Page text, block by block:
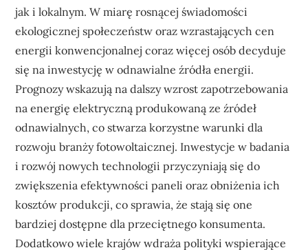
jak i lokalnym. W miarę rosnącej świadomości
ekologicznej społeczeństw oraz wzrastających cen
energii konwencjonalnej coraz więcej osób decyduje
się na inwestycję w odnawialne źródła energii.
Prognozy wskazują na dalszy wzrost zapotrzebowania
na energię elektryczną produkowaną ze źródeł
odnawialnych, co stwarza korzystne warunki dla
rozwoju branży fotowoltaicznej. Inwestycje w badania
i rozwój nowych technologii przyczyniają się do
zwiększenia efektywności paneli oraz obniżenia ich
kosztów produkcji, co sprawia, że stają się one
bardziej dostępne dla przeciętnego konsumenta.
Dodatkowo wiele krajów wdraża polityki wspierające